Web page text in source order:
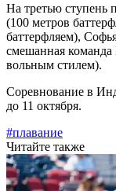
На третью ступень
(100 метров
баттерфляем),
смешанная команда
вольным стилем).
Соревнование в
до 11 октября.
#плавание
Читайте также